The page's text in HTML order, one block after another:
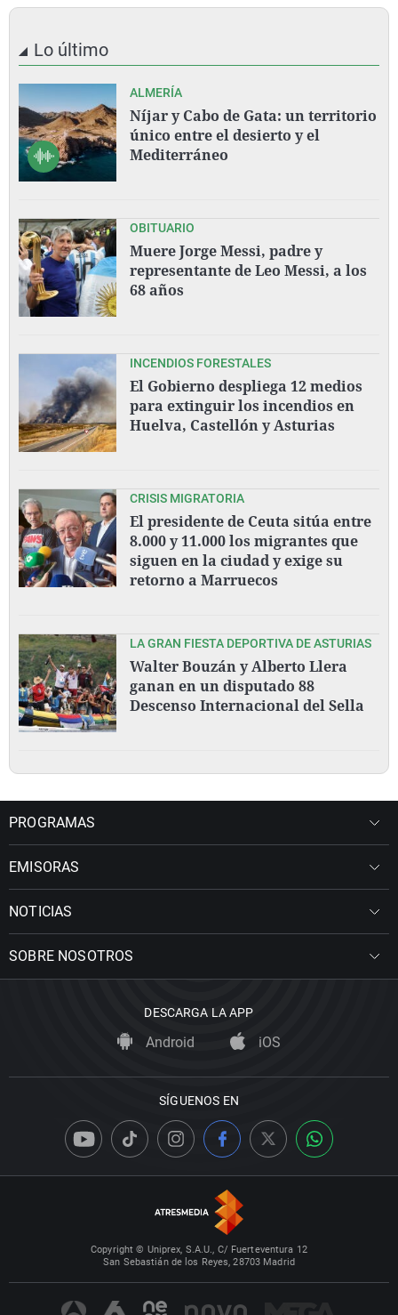
Lo último
ALMERÍA
Níjar y Cabo de Gata: un territorio
único entre el desierto y el
Mediterráneo
OBITUARIO
Muere Jorge Messi, padre y
representante de Leo Messi, a los
68 años
INCENDIOS FORESTALES
El Gobierno despliega 12 medios
para extinguir los incendios en
Huelva, Castellón y Asturias
CRISIS MIGRATORIA
El presidente de Ceuta sitúa entre
8.000 y 11.000 los migrantes que
siguen en la ciudad y exige su
retorno a Marruecos
LA GRAN FIESTA DEPORTIVA DE ASTURIAS
Walter Bouzán y Alberto Llera
ganan en un disputado 88
Descenso Internacional del Sella
PROGRAMAS
EMISORAS
NOTICIAS
SOBRE NOSOTROS
DESCARGA LA APP
Android iOS
SÍGUENOS EN
Copyright © Uniprex, S.A.U., C/ Fuerteventura 12
San Sebastián de los Reyes, 28703 Madrid